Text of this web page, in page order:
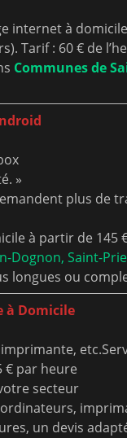
internet à
Tarif : 60 € de
Communes de
»
plus de
à partir de 145
Dognon, Saint-
longues ou
à Domicile
€ par heure
secteur
un devis